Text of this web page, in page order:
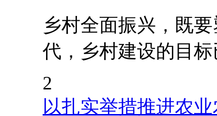
乡村全面振兴，既
代，乡村建设的目
2
以扎实举措推进农